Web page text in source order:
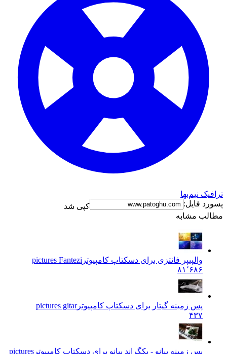
نیم‌بها
فایل:
کپی شد
مشابه
والپیپر فانتزی برای دسکتاپ کامپیوترpictures Fantezi
۸۱٬۶۸۶
پس زمینه گیتار برای دسکتاپ کامپیوترpictures gitar
۴۳۷
پس زمینه پیانو - بکگراند پیانو برای دسکتاپ کامپیوترpictures